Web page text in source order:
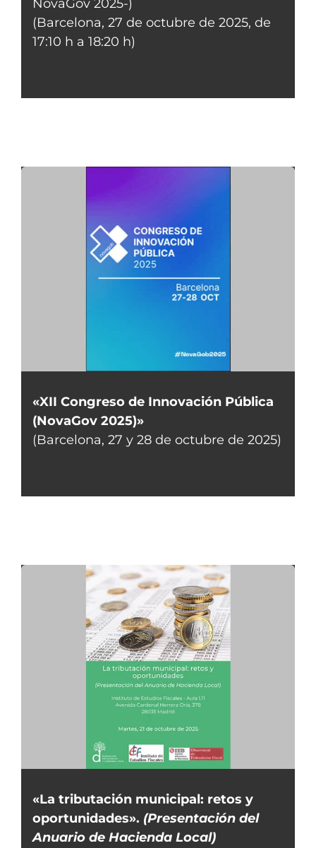
NovaGov 2025-)
(Barcelona, 27 de octubre de 2025, de
17:10 h a 18:20 h)
«XII Congreso de Innovación Pública
(NovaGov 2025)»
(Barcelona, 27 y 28 de octubre de 2025)
«La tributación municipal: retos y
oportunidades». (Presentación del
Anuario de Hacienda Local)